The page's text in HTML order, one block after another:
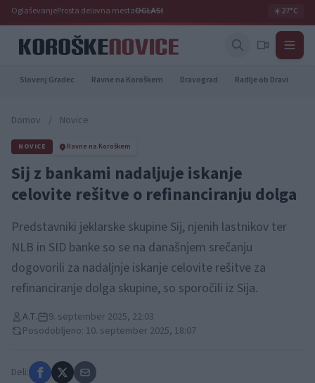
OglaševanjeProsta delovna mestaOGLASI ☀️27°C
Slovenj Gradec Ravne na Koroškem Dravograd Radlje ob Dravi
Domov / Novice
NOVICE Ravne na Koroškem
Sij z bankami nadaljuje iskanje
celovite rešitve o refinanciranju dolga
Predstavniki jeklarske skupine Sij, njenih lastnikov ter
NLB in SID banke so se na današnjem srečanju
dogovorili za nadaljnje iskanje celovite rešitve za
refinanciranje dolga skupine, so sporočili iz Sija.
A.T.
9. september 2025, 22:03
Posodobljeno: 10. september 2025, 18:07
Deli: